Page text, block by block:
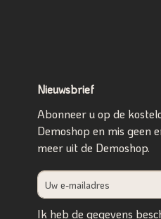
Nieuwsbrief
Abonneer u op de
Demoshop en mis geen
meer uit de Demoshop.
Ik heb de gegevens